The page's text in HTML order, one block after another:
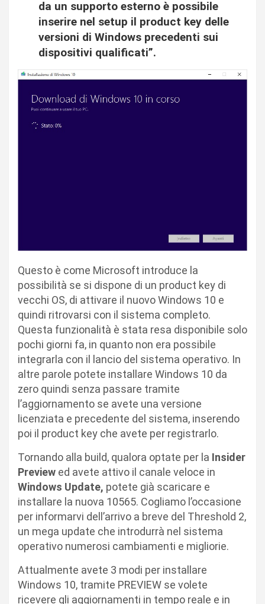
da un supporto esterno è possibile
inserire nel setup il product key delle
versioni di Windows precedenti sui
dispositivi qualificati”.
Questo è come Microsoft introduce la
possibilità se si dispone di un product key di
vecchi OS, di attivare il nuovo Windows 10 e
quindi ritrovarsi con il sistema completo.
Questa funzionalità è stata resa disponibile solo
pochi giorni fa, in quanto non era possibile
integrarla con il lancio del sistema operativo. In
altre parole potete installare Windows 10 da
zero quindi senza passare tramite
l’aggiornamento se avete una versione
licenziata e precedente del sistema, inserendo
poi il product key che avete per registrarlo.
Tornando alla build, qualora optate per la Insider
Preview ed avete attivo il canale veloce in
Windows Update, potete già scaricare e
installare la nuova 10565. Cogliamo l’occasione
per informarvi dell’arrivo a breve del Threshold 2,
un mega update che introdurrà nel sistema
operativo numerosi cambiamenti e migliorie.
Attualmente avete 3 modi per installare
Windows 10, tramite PREVIEW se volete
ricevere gli aggiornamenti in tempo reale e in